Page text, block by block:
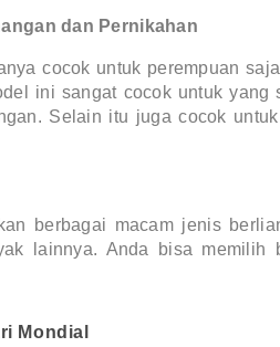
dan Pernikahan
cocok untuk perempuan
ini sangat cocok untuk yang
Selain itu juga cocok
berbagai macam jenis
lainnya. Anda bisa memilih
Mondial